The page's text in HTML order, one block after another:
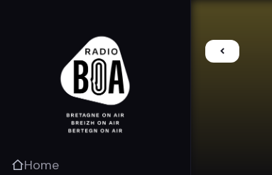
Home